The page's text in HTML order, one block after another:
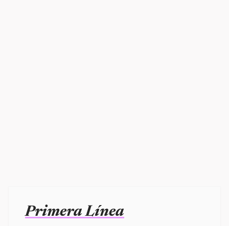
Primera Línea